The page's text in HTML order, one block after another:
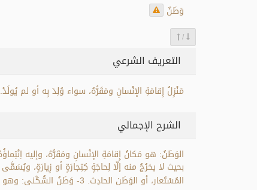
وَطَنٌ
/
التعريف الشرعي
مَنْزِلُ إِقامَةِ الإنْسانِ ومَقَرُّهُ، سواء وُلِدَ بِه أو لم يُولَدْ.
الشرح الإجمالي
المُسْتَعار، أو الوَطَن الحادِث. 3- وَطَنُ السُّكْنى: وهو المَكانُ الذي يَقْصِدُ الإنْسانُ المُقامَ بِه أَقَلَّ مِن المُدَّةِ القاطِعَةِ لِلسَّفَرِ.